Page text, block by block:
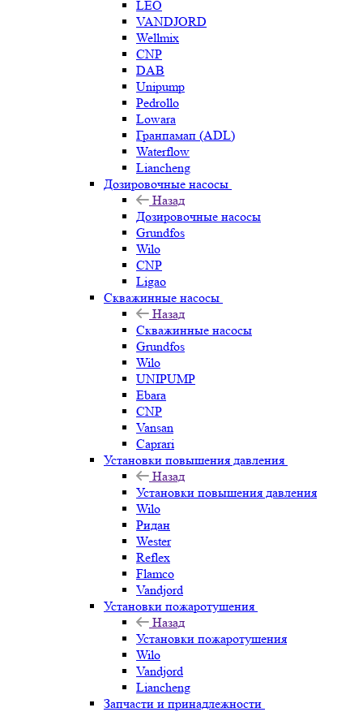
LEO
VANDJORD
Wellmix
CNP
DAB
Unipump
Pedrollo
Lowara
Гранпамап (ADL)
Waterflow
Liancheng
Дозировочные насосы
Назад
Дозировочные насосы
Grundfos
Wilo
CNP
Ligao
Скважинные насосы
Назад
Скважинные насосы
Grundfos
Wilo
UNIPUMP
Ebara
CNP
Vansan
Caprari
Установки повышения давления
Назад
Установки повышения давления
Wilo
Ридан
Wester
Reflex
Flamco
Vandjord
Установки пожаротушения
Назад
Установки пожаротушения
Wilo
Vandjord
Liancheng
Запчасти и принадлежности